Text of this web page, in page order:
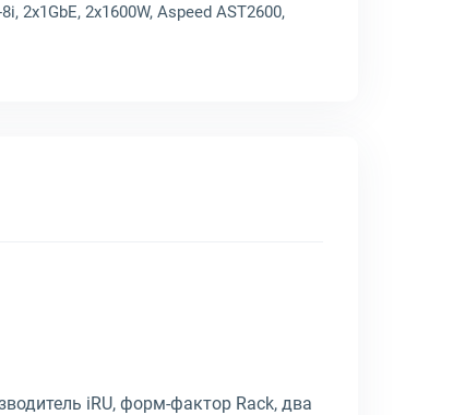
2x1GbE, 2x1600W, Aspeed AST2600,
iRU, форм-фактор Rack, два